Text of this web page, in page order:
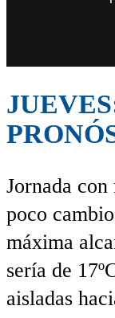
Jornada
poco
máxima
sería de
aisladas